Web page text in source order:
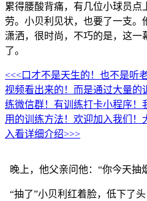
累得腰酸背痛，有几位小球员点
劳。小贝利见状，也要了一支。
潇洒，很时尚，不巧的是，这一
了。
<<<口才不是天生的！也不是听
视频看出来的！而是通过大量的
练微信群！有训练打卡小程序！
用的训练方法！欢迎加入我们
入看详细介绍>>>
晚上，他父亲问他：“你今天抽
“抽了”小贝利红着脸，低下了